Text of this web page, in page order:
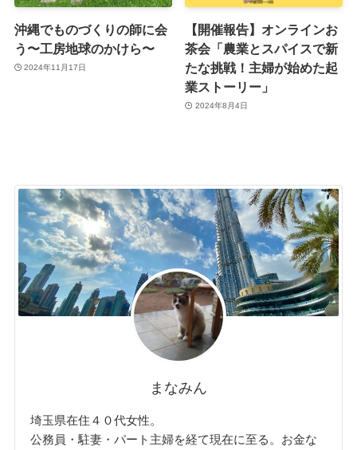
沖縄でものづくりの師に会
う〜工房地球のかけら〜
2024年11月17日
【開催報告】オンラインお
茶会「農業とスパイスで新
たな挑戦！主婦が始めた起
業ストーリー」
2024年8月4日
まなみん
埼玉県在住４０代女性。
公務員・駐妻・パート主婦を経て現在に至る。お金な